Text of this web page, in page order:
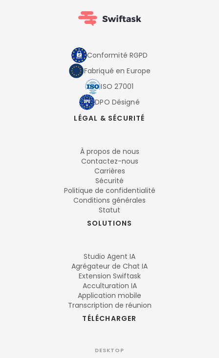
Conformité RGPD
Fabriqué en Europe
ISO 27001
DPO Désigné
LÉGAL & SÉCURITÉ
À propos de nous
Contactez-nous
Carrières
Sécurité
Politique de confidentialité
Conditions générales
Statut
SOLUTIONS
Studio Agent IA
Agrégateur de Chat IA
Extension Swiftask
Acculturation IA
Application mobile
Transcription de réunion
TÉLÉCHARGER
DESKTOP